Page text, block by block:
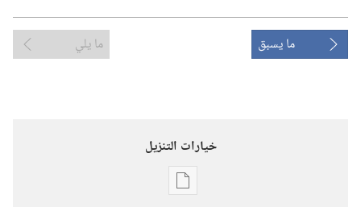
ما يسبق ما يلي
خيارات التنزيل
خيارات